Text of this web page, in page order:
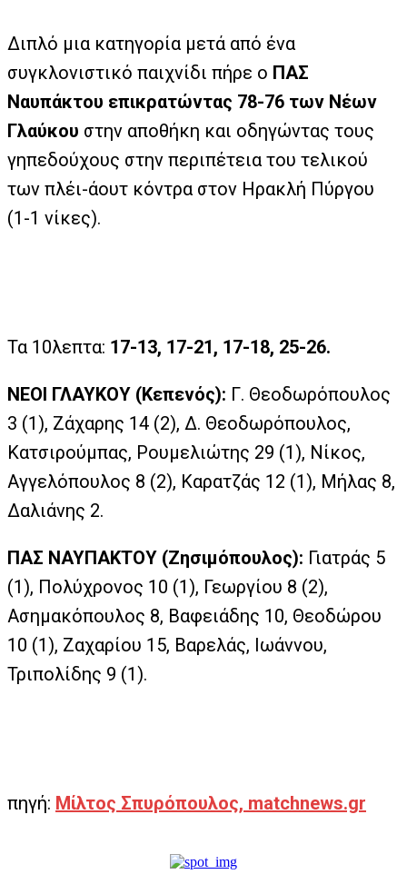
Διπλό μια κατηγορία μετά από ένα
συγκλονιστικό παιχνίδι πήρε ο ΠΑΣ
Ναυπάκτου επικρατώντας 78-76 των Νέων
Γλαύκου στην αποθήκη και οδηγώντας τους
γηπεδούχους στην περιπέτεια του τελικού
των πλέι-άουτ κόντρα στον Ηρακλή Πύργου
(1-1 νίκες).
Τα 10λεπτα: 17-13, 17-21, 17-18, 25-26.
ΝΕΟΙ ΓΛΑΥΚΟΥ (Κεπενός): Γ. Θεοδωρόπουλος
3 (1), Ζάχαρης 14 (2), Δ. Θεοδωρόπουλος,
Κατσιρούμπας, Ρουμελιώτης 29 (1), Νίκος,
Αγγελόπουλος 8 (2), Καρατζάς 12 (1), Μήλας 8,
Δαλιάνης 2.
ΠΑΣ ΝΑΥΠΑΚΤΟΥ (Ζησιμόπουλος): Γιατράς 5
(1), Πολύχρονος 10 (1), Γεωργίου 8 (2),
Ασημακόπουλος 8, Βαφειάδης 10, Θεοδώρου
10 (1), Ζαχαρίου 15, Βαρελάς, Ιωάννου,
Τριπολίδης 9 (1).
πηγή: Μίλτος Σπυρόπουλος, matchnews.gr